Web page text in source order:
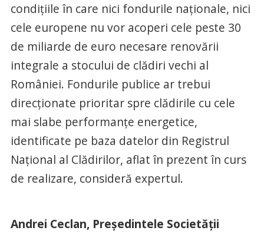
condițiile în care nici fondurile naționale, nici
cele europene nu vor acoperi cele peste 30
de miliarde de euro necesare renovării
integrale a stocului de clădiri vechi al
României. Fondurile publice ar trebui
direcționate prioritar spre clădirile cu cele
mai slabe performanțe energetice,
identificate pe baza datelor din Registrul
Național al Clădirilor, aflat în prezent în curs
de realizare, consideră expertul.
Andrei Ceclan, Președintele Societății